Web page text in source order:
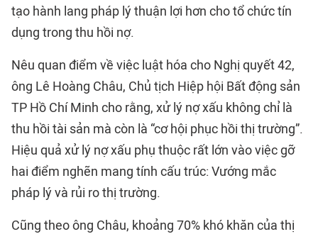
tạo hành lang pháp lý thuận lợi hơn cho tổ chức tín
dụng trong thu hồi nợ.
Nêu quan điểm về việc luật hóa cho Nghị quyết 42,
ông Lê Hoàng Châu, Chủ tịch Hiệp hội Bất động sản
TP Hồ Chí Minh cho rằng, xử lý nợ xấu không chỉ là
thu hồi tài sản mà còn là “cơ hội phục hồi thị trường”.
Hiệu quả xử lý nợ xấu phụ thuộc rất lớn vào việc gỡ
hai điểm nghẽn mang tính cấu trúc: Vướng mắc
pháp lý và rủi ro thị trường.
Cũng theo ông Châu, khoảng 70% khó khăn của thị